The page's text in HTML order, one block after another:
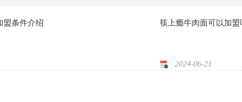
盟条件介绍 筷上瘾牛肉面可以加
2024-06-21